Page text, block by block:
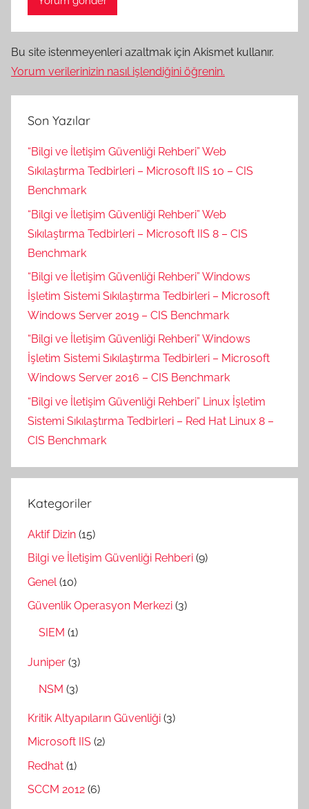
Bu site istenmeyenleri azaltmak için Akismet kullanır.
Yorum verilerinizin nasıl işlendiğini öğrenin.
Son Yazılar
“Bilgi ve İletişim Güvenliği Rehberi” Web
Sıkılaştırma Tedbirleri – Microsoft IIS 10 – CIS
Benchmark
“Bilgi ve İletişim Güvenliği Rehberi” Web
Sıkılaştırma Tedbirleri – Microsoft IIS 8 – CIS
Benchmark
“Bilgi ve İletişim Güvenliği Rehberi” Windows
İşletim Sistemi Sıkılaştırma Tedbirleri – Microsoft
Windows Server 2019 – CIS Benchmark
“Bilgi ve İletişim Güvenliği Rehberi” Windows
İşletim Sistemi Sıkılaştırma Tedbirleri – Microsoft
Windows Server 2016 – CIS Benchmark
“Bilgi ve İletişim Güvenliği Rehberi” Linux İşletim
Sistemi Sıkılaştırma Tedbirleri – Red Hat Linux 8 –
CIS Benchmark
Kategoriler
Aktif Dizin (15)
Bilgi ve İletişim Güvenliği Rehberi (9)
Genel (10)
Güvenlik Operasyon Merkezi (3)
SIEM (1)
Juniper (3)
NSM (3)
Kritik Altyapıların Güvenliği (3)
Microsoft IIS (2)
Redhat (1)
SCCM 2012 (6)